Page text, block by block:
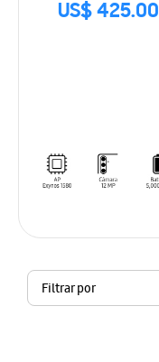
US$ 425.00
Filtrar por